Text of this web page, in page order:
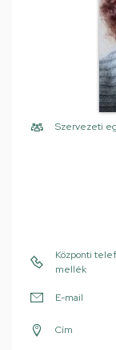
Szervezeti
Központi
mellék
E-mail
Cím